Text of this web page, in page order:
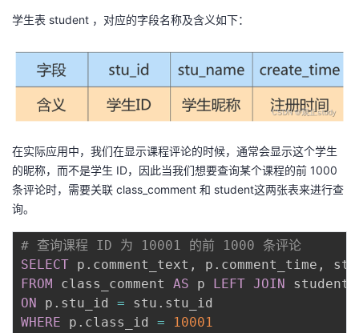
学生表 student ，对应的字段名称及含义如下：
在实际应用中，我们在显示课程评论的时候，通常会显示这个学生
的昵称，而不是学生 ID，因此当我们想要查询某个课程的前 1000
条评论时，需要关联 class_comment 和 student这两张表来进行查
询。
# 查询课程 ID 为 10001 的前 1000 条评论
SELECT p . comment_text , p . comment_time , stu
FROM class_comment AS p LEFT JOIN student
ON p . stu_id = stu .
WHERE p . class_id =
10001